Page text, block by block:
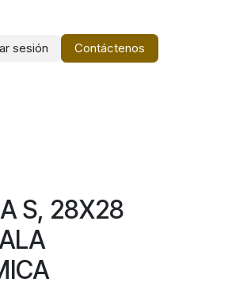
sesión Contáctenos
S, 28X28